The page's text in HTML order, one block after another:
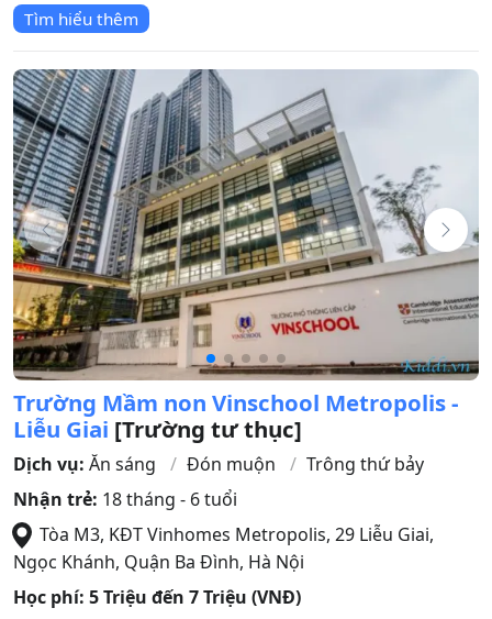
Tìm hiểu thêm
Trường Mầm non Vinschool Metropolis -
Liễu Giai [Trường tư thục]
Dịch vụ: Ăn sáng Đón muộn
Trông thứ bảy
Nhận trẻ: 18 tháng - 6 tuổi
Tòa M3, KĐT Vinhomes Metropolis, 29 Liễu Giai,
Ngọc Khánh, Quận Ba Đình, Hà Nội
Học phí: 5 Triệu đến 7 Triệu (VNĐ)